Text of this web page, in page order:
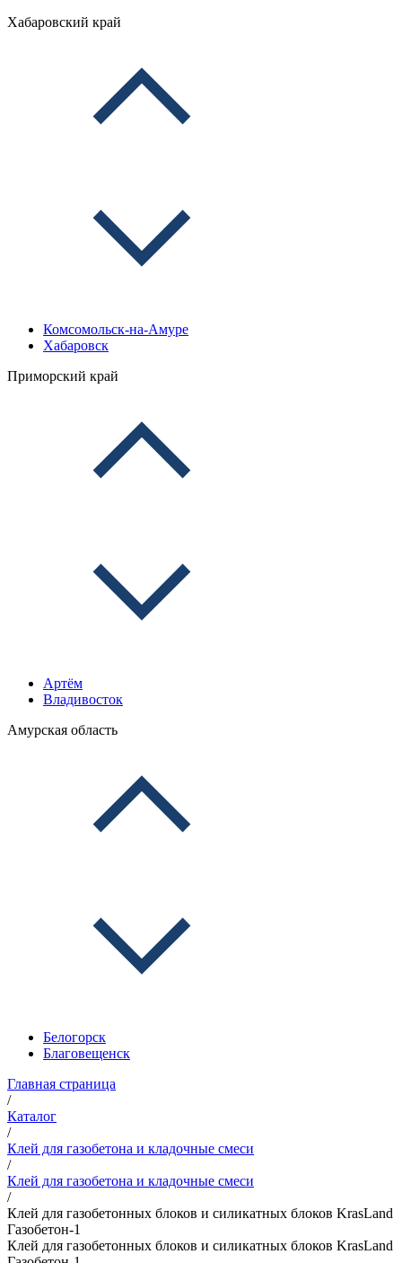
Хабаровский край
Комсомольск-на-Амуре
Хабаровск
Приморский край
Артём
Владивосток
Амурская область
Белогорск
Благовещенск
Главная страница
/
Каталог
/
Клей для газобетона и кладочные смеси
/
Клей для газобетона и кладочные смеси
/
Клей для газобетонных блоков и силикатных блоков KrasLand
Газобетон-1
Клей для газобетонных блоков и силикатных блоков KrasLand